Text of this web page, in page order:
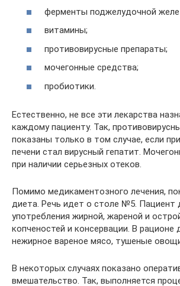
ферменты поджелудочной
витамины;
противовирусные препараты;
мочегонные средства;
пробиотики.
Естественно, не все эти лекарства
каждому пациенту. Так,
показаны только в том случае, если
печени стал вирусный гепатит.
при наличии серьезных отеков.
Помимо медикаментозного лечения,
диета. Речь идет о столе №5. Пациент
употребления жирной, жареной и
копченостей и консервации. В
нежирное вареное мясо, тушеные
В некоторых случаях показано
вмешательство. Так, выполняется